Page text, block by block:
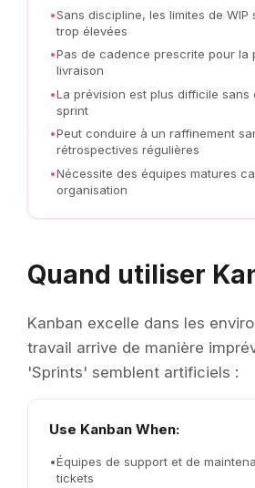
•Sans discipline, les limites de WIP
trop élevées
•Pas de cadence prescrite pour la
livraison
•La prévision est plus difficile sans
sprint
•Peut conduire à un raffinement
rétrospectives régulières
•Nécessite des équipes matures
organisation
Quand utiliser
Kanban excelle dans les
travail arrive de manière
'Sprints' semblent artificiels :
Use Kanban When:
•Équipes de support et de
tickets